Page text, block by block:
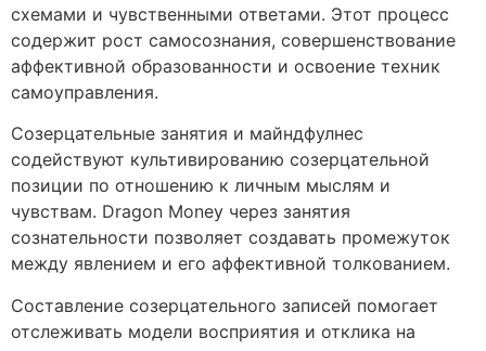
схемами и чувственными ответами. Этот процесс
содержит рост самосознания, совершенствование
аффективной образованности и освоение техник
самоуправления.
Созерцательные занятия и майндфулнес
содействуют культивированию созерцательной
позиции по отношению к личным мыслям и
чувствам. Dragon Money через занятия
сознательности позволяет создавать промежуток
между явлением и его аффективной толкованием.
Составление созерцательного записей помогает
отслеживать модели восприятия и отклика на